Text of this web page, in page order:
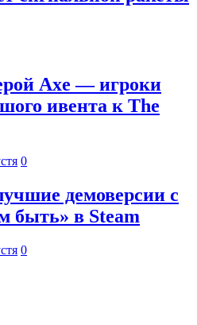
Axe — игроки
ивента к The
0
демоверсии с
быть» в Steam
0